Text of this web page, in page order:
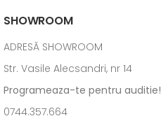
SHOWROOM
ADRESĂ SHOWROOM
Str. Vasile Alecsandri, nr 14
Programeaza-te pentru auditie!
0744.357.664